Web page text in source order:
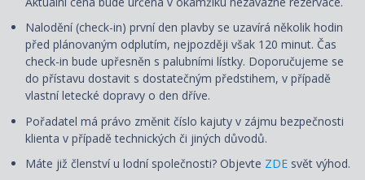
Nalodění (check-in) první den plavby se uzavírá několik hodin
před plánovaným odplutím, nejpozději však 120 minut. Čas
check-in bude upřesněn s palubními lístky. Doporučujeme se
do přístavu dostavit s dostatečným předstihem, v případě
vlastní letecké dopravy o den dříve.
Pořadatel má právo změnit číslo kajuty v zájmu bezpečnosti
klienta v případě technických či jiných důvodů.
Máte již členství u lodní společnosti? Objevte ZDE svět výhod.